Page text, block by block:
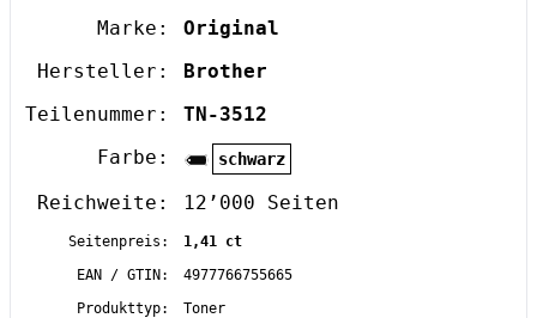
Marke:
Original
Hersteller:
Brother
Teilenummer:
TN-3512
Farbe:
schwarz
Reichweite: 12’000 Seiten
Seitenpreis:
1,41 ct
EAN / GTIN:
4977766755665
Produkttyp:
Toner